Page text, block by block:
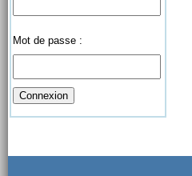
Mot de passe :